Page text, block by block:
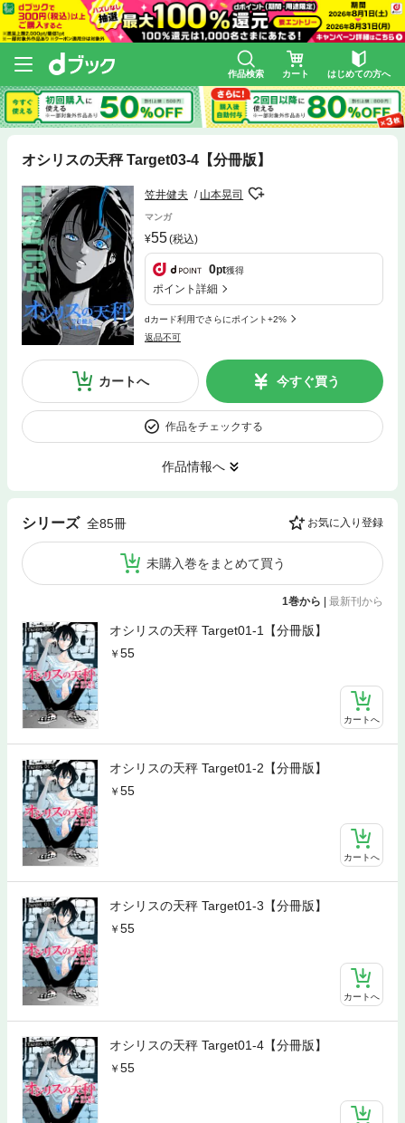
作品検索 カート はじめての方へ
オシリスの天秤 Target03‐4【分冊版】
笠井健夫 山本晃司
マンガ
55(税込)
0pt獲得
ポイント詳細
dカード利用でさらにポイント+2%
返品不可
カートへ 今すぐ買う
作品をチェックする
作品情報へ
シリーズ 全85冊 お気に入り登録
未購入巻をまとめて買う
1巻から | 最新刊から
オシリスの天秤 Target01‐1【分冊版】
55
カートへ
オシリスの天秤 Target01‐2【分冊版】
55
カートへ
オシリスの天秤 Target01‐3【分冊版】
55
カートへ
オシリスの天秤 Target01‐4【分冊版】
55